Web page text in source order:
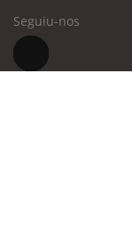
Seguiu-nos